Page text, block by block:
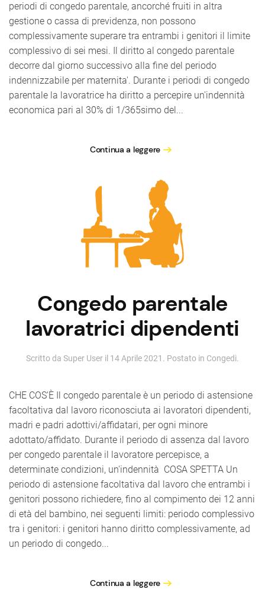
periodi di congedo parentale, ancorché fruiti in altra
gestione o cassa di previdenza, non possono
complessivamente superare tra entrambi i genitori il limite
complessivo di sei mesi. Il diritto al congedo parentale
decorre dal giorno successivo alla fine del periodo
indennizzabile per maternita'. Durante i periodi di congedo
parentale la lavoratrice ha diritto a percepire un'indennità
economica pari al 30% di 1/365simo del...
Continua a leggere
Congedo parentale
lavoratrici dipendenti
Scritto da Super User il 14 Aprile 2021 . Postato in Congedi.
CHE COS'È Il congedo parentale è un periodo di astensione
facoltativa dal lavoro riconosciuta ai lavoratori dipendenti,
madri e padri adottivi/affidatari, per ogni minore
adottato/affidato. Durante il periodo di assenza dal lavoro
per congedo parentale il lavoratore percepisce, a
determinate condizioni, un'indennità COSA SPETTA Un
periodo di astensione facoltativa dal lavoro che entrambi i
genitori possono richiedere, fino al compimento dei 12 anni
di età del bambino, nei seguenti limiti: periodo complessivo
tra i genitori: i genitori hanno diritto complessivamente, ad
un periodo di congedo...
Continua a leggere